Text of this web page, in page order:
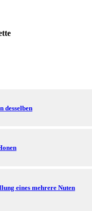
desselben
eines mehrere Nuten